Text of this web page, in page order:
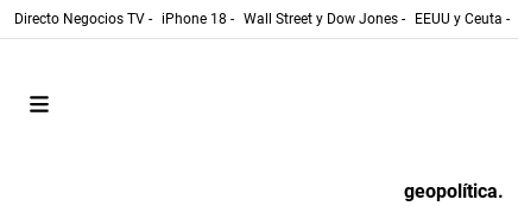
Directo Negocios TV - iPhone 18 - Wall Street y Dow Jones - EEUU y Ceuta -
geopolítica.